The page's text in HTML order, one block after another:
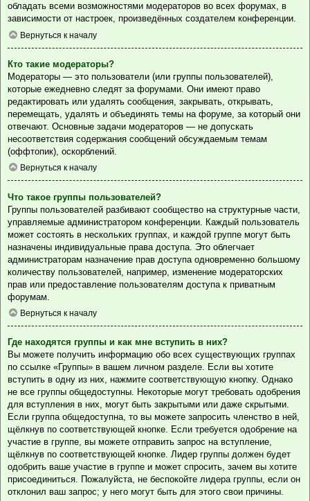
обладать всеми возможностями модераторов во всех форумах, в
зависимости от настроек, произведённых создателем конференции.
Вернуться к началу
Кто такие модераторы?
Модераторы — это пользователи (или группы пользователей),
которые ежедневно следят за форумами. Они имеют право
редактировать или удалять сообщения, закрывать, открывать,
перемещать, удалять и объединять темы на форуме, за который они
отвечают. Основные задачи модераторов — не допускать
несоответствия содержания сообщений обсуждаемым темам
(оффтопик), оскорблений.
Вернуться к началу
Что такое группы пользователей?
Группы пользователей разбивают сообщество на структурные части,
управляемые администратором конференции. Каждый пользователь
может состоять в нескольких группах, и каждой группе могут быть
назначены индивидуальные права доступа. Это облегчает
администраторам назначение прав доступа одновременно большому
количеству пользователей, например, изменение модераторских
прав или предоставление пользователям доступа к приватным
форумам.
Вернуться к началу
Где находятся группы и как мне вступить в них?
Вы можете получить информацию обо всех существующих группах
по ссылке «Группы» в вашем личном разделе. Если вы хотите
вступить в одну из них, нажмите соответствующую кнопку. Однако
не все группы общедоступны. Некоторые могут требовать одобрения
для вступления в них, могут быть закрытыми или даже скрытыми.
Если группа общедоступна, то вы можете запросить членство в ней,
щёлкнув по соответствующей кнопке. Если требуется одобрение на
участие в группе, вы можете отправить запрос на вступление,
щёлкнув по соответствующей кнопке. Лидер группы должен будет
одобрить ваше участие в группе и может спросить, зачем вы хотите
присоединиться. Пожалуйста, не беспокойте лидера группы, если он
отклонил ваш запрос; у него могут быть для этого свои причины.